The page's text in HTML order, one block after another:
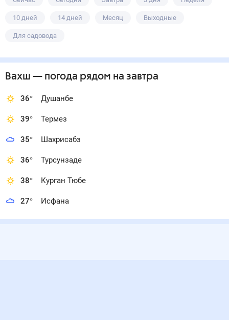
10 дней 14 дней Месяц Выходные
Для садовода
Вахш — погода рядом на завтра
36° Душанбе
39° Термез
35° Шахрисабз
36° Турсунзаде
38° Курган Тюбе
27° Исфана